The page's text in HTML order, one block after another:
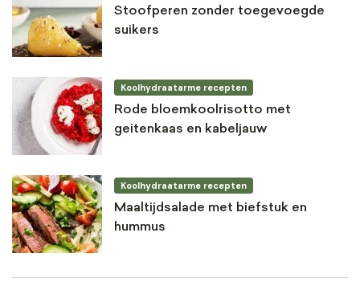
Stoofperen zonder toegevoegde
suikers
Koolhydraatarme recepten
Rode bloemkoolrisotto met
geitenkaas en kabeljauw
Koolhydraatarme recepten
Maaltijdsalade met biefstuk en
hummus